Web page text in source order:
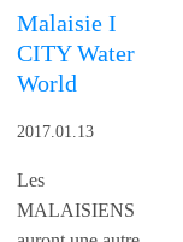
Malaisie I
CITY Water
World
2017.01.13
Les
MALAISIENS